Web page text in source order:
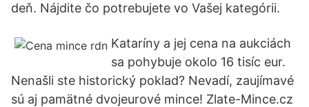
deň. Nájdite čo potrebujete vo Vašej kategórii.
Kataríny a jej cena na aukciách
sa pohybuje okolo 16 tisíc eur.
Nenašli ste historický poklad? Nevadí, zaujímavé
sú aj pamätné dvojeurové mince! Zlate-Mince.cz